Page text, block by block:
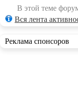
В этой теме
Вся лента
Реклама спонсоров